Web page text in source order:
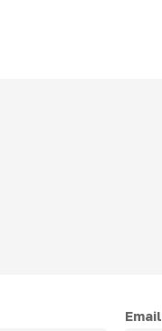
Email